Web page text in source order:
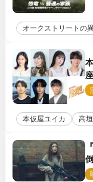
オークストリートの異
本仮屋ユイカ 高